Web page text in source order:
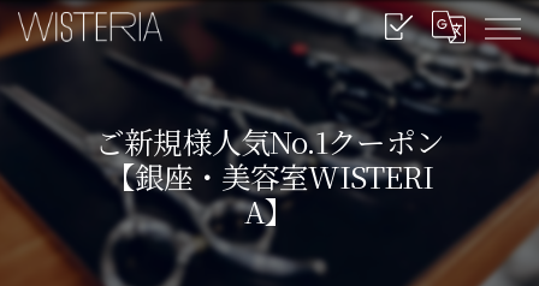
ご新規様人気No.1クーポン
【銀座・美容室WISTERI
A】